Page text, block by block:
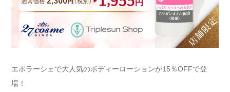
エポラーシェで大人気のボディーローションが15％OFFで登
場！